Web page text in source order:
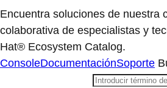
Encuentra soluciones de nuestra
colaborativa de especialistas y
Hat® Ecosystem Catalog.
ConsoleDocumentaciónSoporte